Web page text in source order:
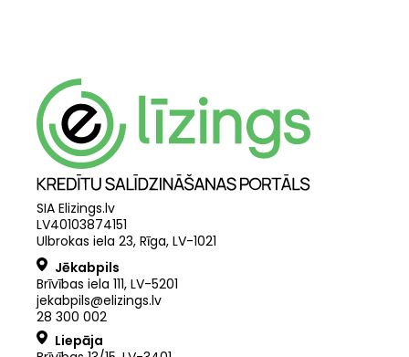
SIA Elizings.lv
LV40103874151
Ulbrokas iela 23, Rīga, LV-1021
Jēkabpils
Brīvības iela 111, LV-5201
jekabpils@elizings.lv
28 300 002
Liepāja